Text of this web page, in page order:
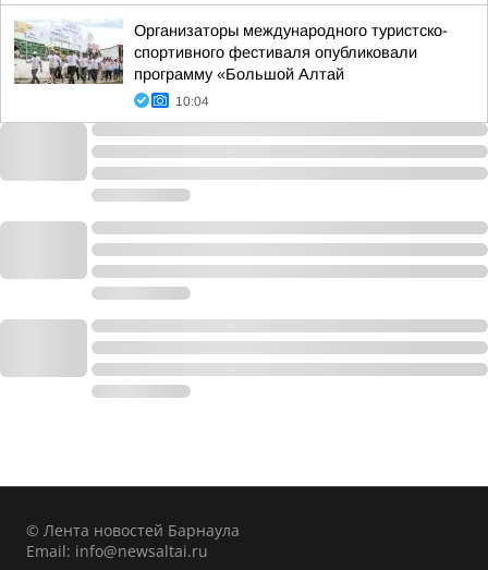
Организаторы международного туристско-
спортивного фестиваля опубликовали
программу «Большой Алтай
10:04
© Лента новостей Барнаула
Email: info@newsaltai.ru